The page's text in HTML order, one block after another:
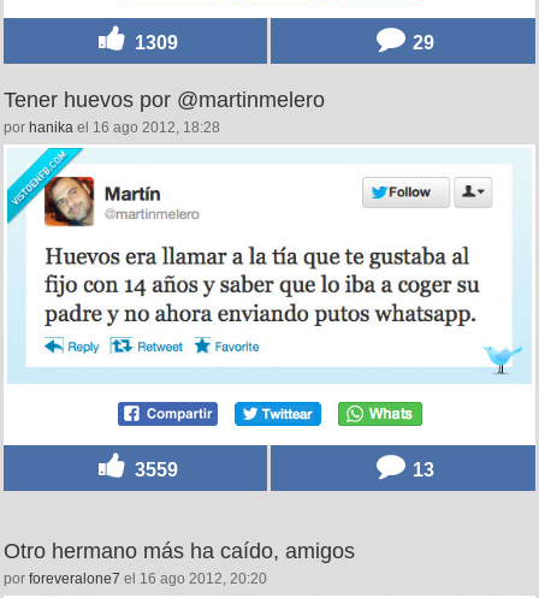
1309 29
Tener huevos por @martinmelero
por hanika el 16 ago 2012, 18:28
3559 13
Otro hermano más ha caído, amigos
por foreveralone7 el 16 ago 2012, 20:20